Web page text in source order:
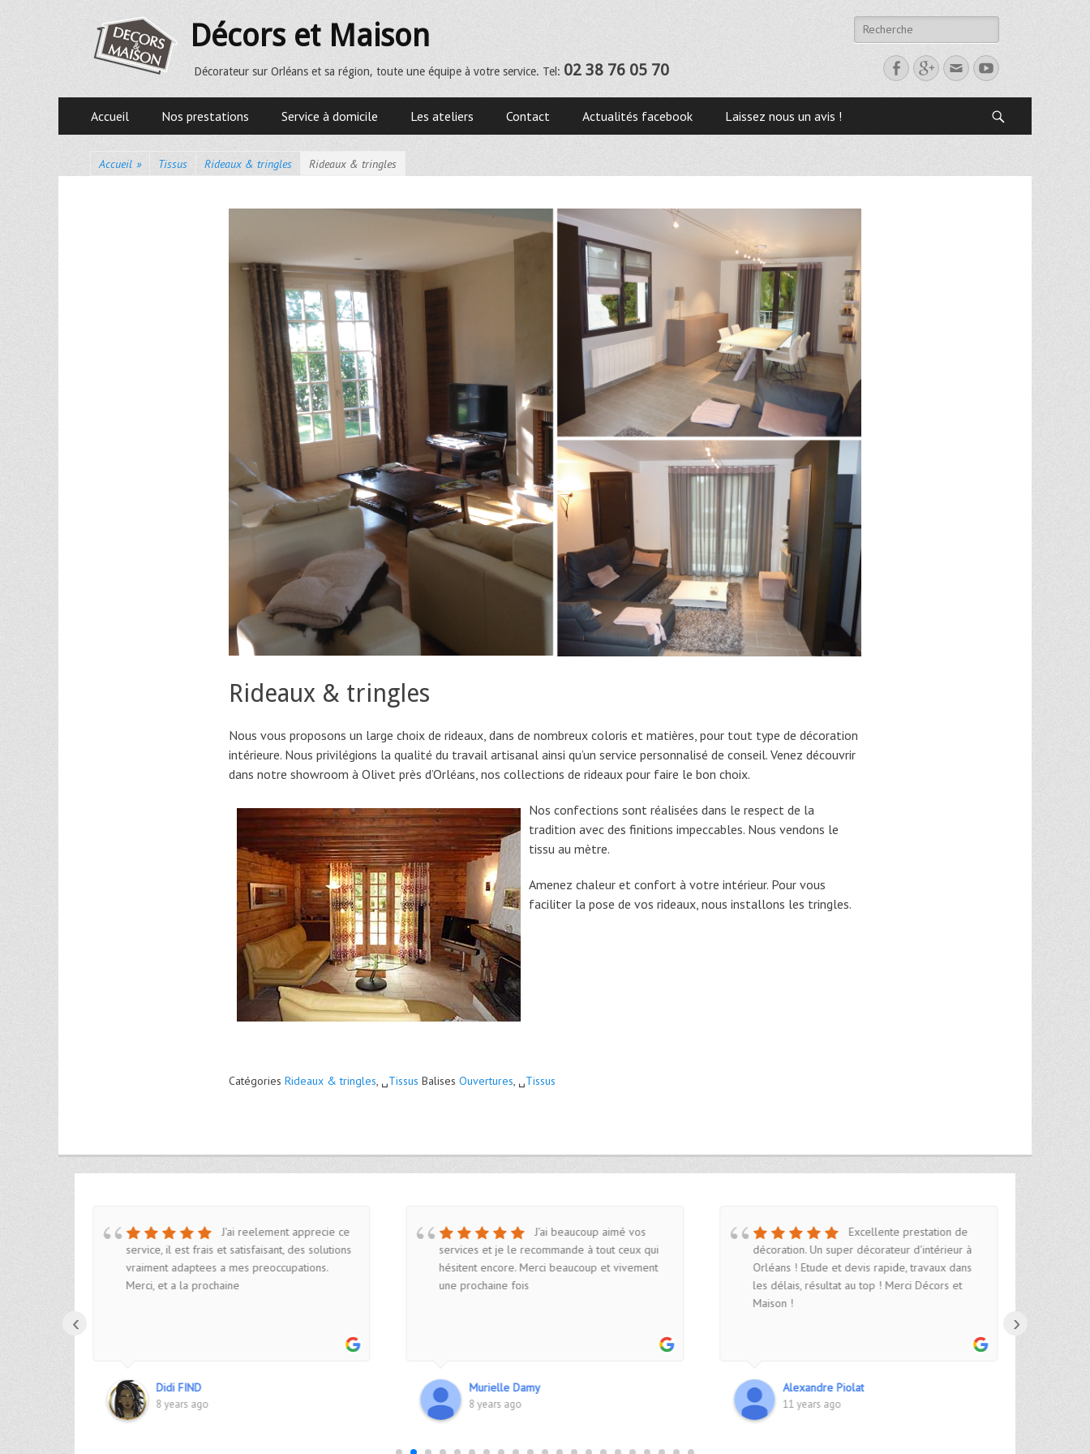
Décors et Maison
Décorateur sur Orléans et sa région, toute une équipe à votre service. Tel: 02 38 76 05 70
Premier menu
Accueil Nos prestations Service à domicile Les ateliers Contact Actualités facebook Laissez nous un avis !
Accueil » Tissus Rideaux & tringles Rideaux & tringles
Rideaux & tringles
Nous vous proposons un large choix de rideaux, dans de nombreux coloris et matières, pour tout type de décoration
intérieure. Nous privilégions la qualité du travail artisanal ainsi qu’un service personnalisé de conseil. Venez découvrir
dans notre showroom à Olivet près d’Orléans, nos collections de rideaux pour faire le bon choix.
Nos confections sont réalisées dans le respect de la
tradition avec des finitions impeccables. Nous vendons le
tissu au mètre.
Amenez chaleur et confort à votre intérieur. Pour vous
faciliter la pose de vos rideaux, nous installons les tringles.
Catégories Rideaux & tringles, ␣Tissus Balises Ouvertures, ␣Tissus
J'ai reelement apprecie ce
service, il est frais et satisfaisant, des solutions
vraiment adaptees a mes preoccupations.
Merci, et a la prochaine
Didi FIND
8 years ago
J'ai beaucoup aimé vos
services et je le recommande à tout ceux qui
hésitent encore. Merci beaucoup et vivement
une prochaine fois
Murielle Damy
8 years ago
Excellente prestation de
décoration. Un super décorateur d'intérieur à
Orléans ! Etude et devis rapide, travaux dans
les délais, résultat au top ! Merci Décors et
Maison !
Alexandre Piolat
11 years ago
‹ ›